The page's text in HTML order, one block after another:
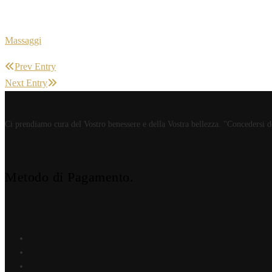
Massaggi
Prev Entry
Next Entry
Ci prendiamo cura del Vostro benessere e della Vostra bellezza.